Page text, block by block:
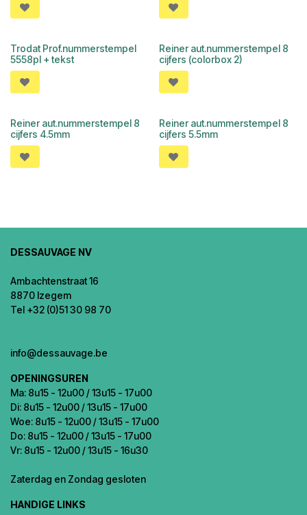
Trodat Prof.nummerstempel
5558pl + tekst
Reiner aut.nummerstempel 8
cijfers (colorbox 2)
Reiner aut.nummerstempel 8
cijfers 4.5mm
Reiner aut.nummerstempel 8
cijfers 5.5mm
DESSAUVAGE NV
Ambachtenstraat 16
8870 Izegem
Tel +32 (0)51 30 98 70
info@dessauvage.be
OPENINGSUREN
Ma: 8u15 - 12u00 / 13u15 - 17u00
Di: 8u15 - 12u00 / 13u15 - 17u00
Woe: 8u15 - 12u00 / 13u15 - 17u00
Do: 8u15 - 12u00 / 13u15 - 17u00
Vr: 8u15 - 12u00 / 13u15 - 16u30
Zaterdag en Zondag gesloten
HANDIGE LINKS